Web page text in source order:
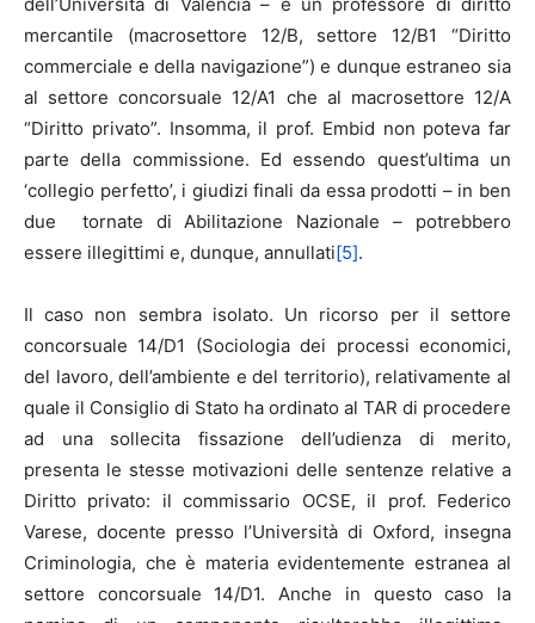
mercantile (macrosettore 12/B, settore 12/B1 “Diritto
commerciale e della navigazione”) e dunque estraneo sia
al settore concorsuale 12/A1 che al macrosettore 12/A
“Diritto privato”. Insomma, il prof. Embid non poteva far
parte della commissione. Ed essendo quest’ultima un
‘collegio perfetto’, i giudizi finali da essa prodotti – in ben
due tornate di Abilitazione Nazionale – potrebbero
essere illegittimi e, dunque, annullati[5].
Il caso non sembra isolato. Un ricorso per il settore
concorsuale 14/D1 (Sociologia dei processi economici,
del lavoro, dell’ambiente e del territorio), relativamente al
quale il Consiglio di Stato ha ordinato al TAR di procedere
ad una sollecita fissazione dell’udienza di merito,
presenta le stesse motivazioni delle sentenze relative a
Diritto privato: il commissario OCSE, il prof. Federico
Varese, docente presso l’Università di Oxford, insegna
Criminologia, che è materia evidentemente estranea al
settore concorsuale 14/D1. Anche in questo caso la